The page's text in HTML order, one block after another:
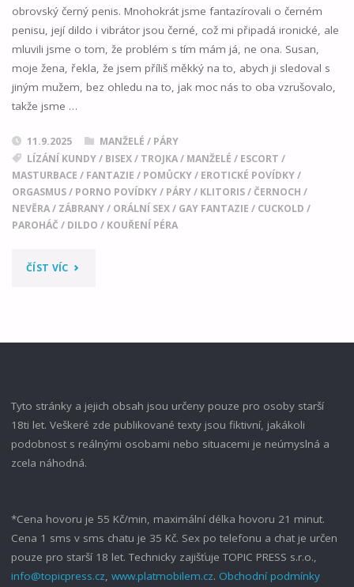
obrovský černý penis. Mnohokrát jsme fantazírovali o černém
penisu, její dildo i vibrátor jsou černé, což mi připadá ironické, ale
mluvili jsme o tom, že problém s tím mám já, ne ona. Susan,
moje žena, řekla, že jsem příliš měkký na to, abych ji sledoval s
jiným mužem, bez ohledu na to, jak moc nás to oba vzrušovalo,
takže jsme …
11.9.2025
MANŽELÉ / PÁRY
LÍZÁNÍ KUNDY/ BISEX/ TROJKA/ MANŽELÉ / ESCORT /
MASTURBACE / FANTAZIE / POMŮCKY/ EROTICKÉ POVÍDKY/
ORGASMUS/ PORNO POVÍDKY/ PÁRY/ KLITORIS/ ČERNOCH /
NEVĚRA/ ZÁBRANY/ ORÁLNÍ SEX/ GAY FANTAZIE / CUCKOLD /
PAROHÁČ / DILDO / KOUŘENÍ PÉRA
ČÍST VÍC"PÁR
BBC"
Tyto stránky a jejich obsah jsou určeny pouze pro osoby starší
18ti let. Veškeré zde publikované texty jsou fiktivní, jakákoli
podobnost s reálnými osobami nebo situacemi je neúmyslná a
zcela náhodná.
*Cena hovoru je 55 Kč/min, maximální délka hovoru 21 minut.
Cena 1 sms v sms chatu je 35 Kč. Sex po telefonu a chat je určen
pouze pro starší 18 let. Technicky zajišťuje TOPIC PRESS s.r.o.,
info@topicpress.cz, www.platmobilem.cz. Obchodní podmínky